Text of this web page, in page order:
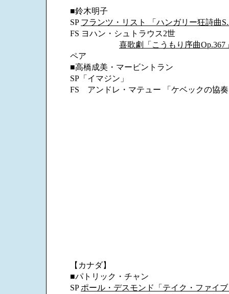
■鈴木明子
SP フランツ・リスト 「ハンガリー狂詩曲
FS ヨハン・シュトラウス2世
喜歌劇「こうもり序曲Op.367
ペア
■高橋成美・マービントラン
SP「イマジン」
FS アンドレ・マテュー 「ケベックの協
【カナダ】
■パトリック・チャン
SP ポール・デスモンド「テイク・ファイ